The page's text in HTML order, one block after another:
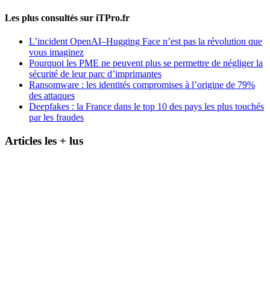
Les plus consultés sur iTPro.fr
L’incident OpenAI–Hugging Face n’est pas la révolution que
vous imaginez
Pourquoi les PME ne peuvent plus se permettre de négliger la
sécurité de leur parc d’imprimantes
Ransomware : les identités compromises à l’origine de 79%
des attaques
Deepfakes : la France dans le top 10 des pays les plus touchés
par les fraudes
Articles les + lus